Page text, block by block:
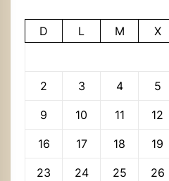
D L M X
2 3 4 5
9 10 11 12
16 17 18 19
23 24 25 26